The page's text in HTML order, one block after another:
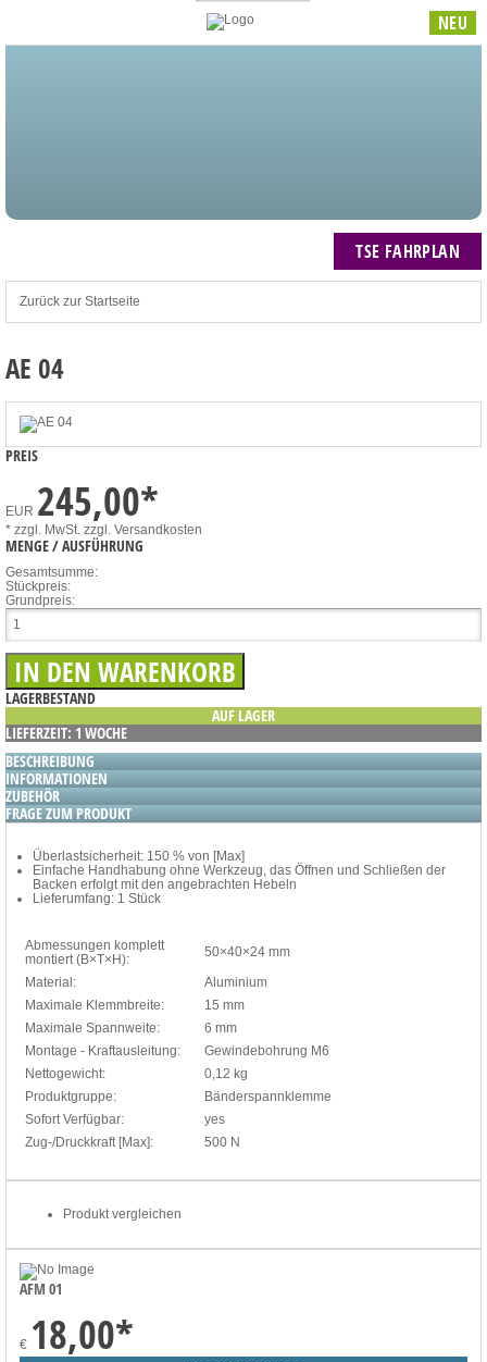
TSE FAHRPLAN
Zurück zur Startseite
AE 04
NEU
PREIS
EUR 245,00*
* zzgl. MwSt. zzgl. Versandkosten
MENGE / AUSFÜHRUNG
Gesamtsumme:
Stückpreis:
Grundpreis:
LAGERBESTAND
AUF LAGER
LIEFERZEIT: 1 WOCHE
BESCHREIBUNG
INFORMATIONEN
ZUBEHÖR
FRAGE ZUM PRODUKT
Überlastsicherheit: 150 % von [Max]
Einfache Handhabung ohne Werkzeug, das Öffnen und Schließen der
Backen erfolgt mit den angebrachten Hebeln
Lieferumfang: 1 Stück
Abmessungen komplett
montiert (B×T×H):
50×40×24 mm
Material:
Aluminium
Maximale Klemmbreite:
15 mm
Maximale Spannweite:
6 mm
Montage - Kraftausleitung:
Gewindebohrung M6
Nettogewicht:
0,12 kg
Produktgruppe:
Bänderspannklemme
Sofort Verfügbar:
yes
Zug-/Druckkraft [Max]:
500 N
Produkt vergleichen
AFM 01
€ 18,00*